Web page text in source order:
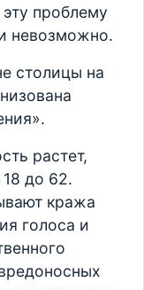
проблему
невозможно.
столицы на
растет,
до 62.
кража
голоса и